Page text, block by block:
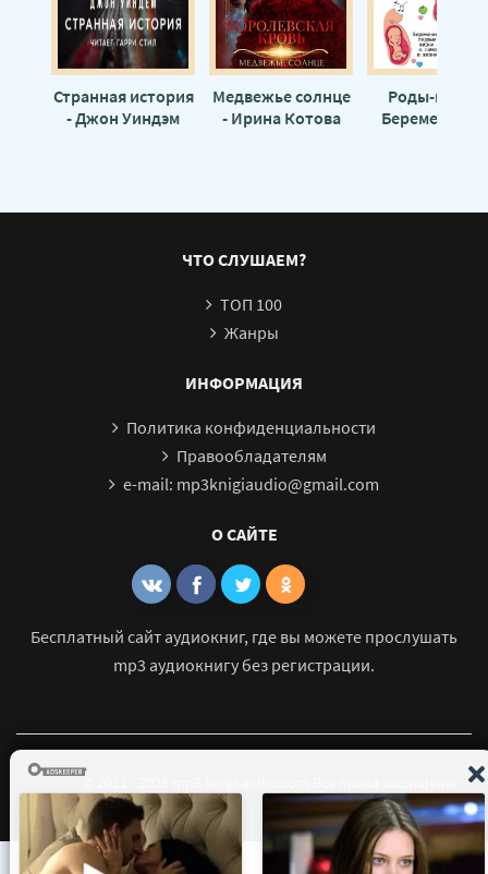
Странная история
- Джон Уиндэм
Медвежье солнце
- Ирина Котова
Роды-
ЧТО СЛУШАЕМ?
ТОП 100
Жанры
ИНФОРМАЦИЯ
Политика конфиденциальности
Правообладателям
e-mail: mp3knigiaudio@gmail.com
О САЙТЕ
Бесплатный сайт аудиокниг, где вы можете прослушать
mp3 аудиокнигу без регистрации.
© 2021 - 2026 mp3-knigi-audio.com Все права защищены